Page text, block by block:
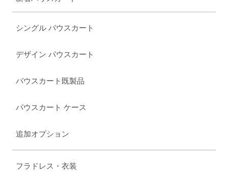
シングル パウスカート
デザイン パウスカート
パウスカート既製品
パウスカート ケース
追加オプション
フラドレス・衣装